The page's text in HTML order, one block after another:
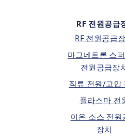
RF 전원공급
RF 전원공급
마그네트론 스
전원공급장
직류 전원/고압
플라스마 전
이온 소스 전원
장치